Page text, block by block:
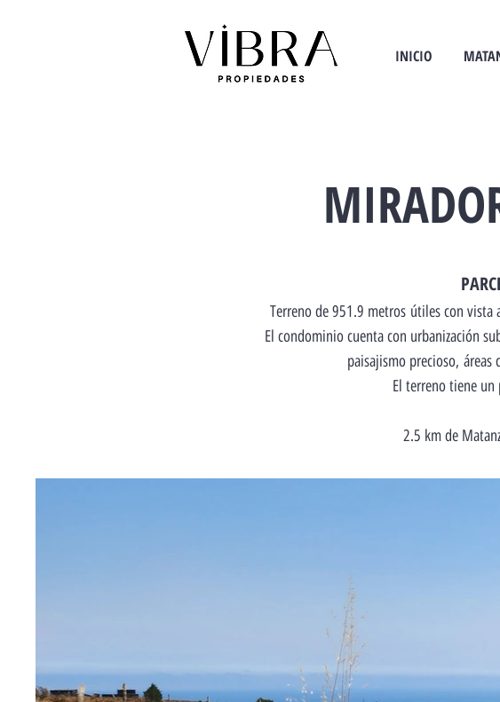
INICIO
Terreno de 951.9 metrosútiles con vista
El condominio cuenta con urbanización
paisajismo precioso, áreas
El terreno tiene un
2.5 km de